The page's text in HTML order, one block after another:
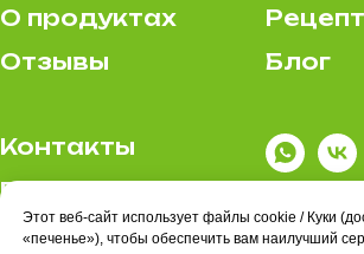
О продуктах
Отзывы
Блог
Контакты
Где купить
Политика
Этот веб-сайт использует файлы cookie / Куки
«печенье»), чтобы обеспечить вам наилучший